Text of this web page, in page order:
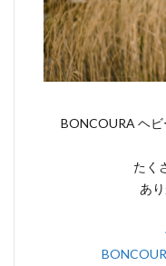
BONCOURA ヘ
たく
あ